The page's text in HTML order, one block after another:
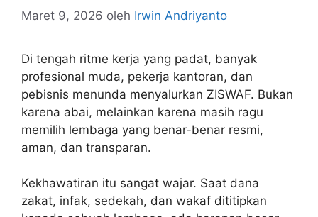
Maret 9, 2026 oleh Irwin Andriyanto
Di tengah ritme kerja yang padat, banyak
profesional muda, pekerja kantoran, dan
pebisnis menunda menyalurkan ZISWAF. Bukan
karena abai, melainkan karena masih ragu
memilih lembaga yang benar-benar resmi,
aman, dan transparan.
Kekhawatiran itu sangat wajar. Saat dana
zakat, infak, sedekah, dan wakaf dititipkan